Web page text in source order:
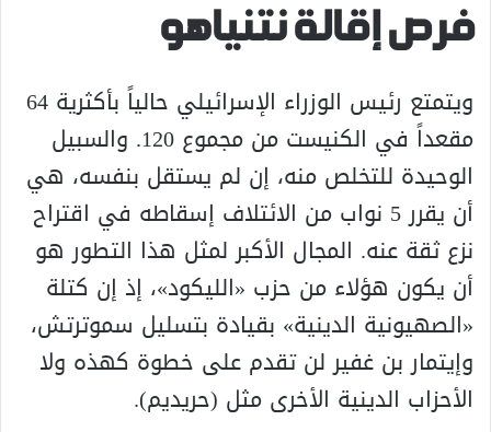
فرص إقالة نتنياهو
ويتمتع رئيس الوزراء الإسرائيلي حالياً بأكثرية 64
مقعداً في الكنيست من مجموع 120. والسبيل
الوحيدة للتخلص منه، إن لم يستقل بنفسه، هي
أن يقرر 5 نواب من الائتلاف إسقاطه في اقتراح
نزع ثقة عنه. المجال الأكبر لمثل هذا التطور هو
أن يكون هؤلاء من حزب «الليكود»، إذ إن كتلة
«الصهيونية الدينية» بقيادة بتسليل سموترتش،
وإيتمار بن غفير لن تقدم على خطوة كهذه ولا
الأحزاب الدينية الأخرى مثل (حريديم).